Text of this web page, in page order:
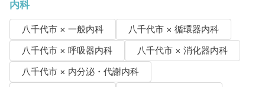
内科
八千代市 × 一般内科
八千代市 × 循環器内科
八千代市 × 呼吸器内科
八千代市 × 消化器内科
八千代市 × 内分泌・代謝内科